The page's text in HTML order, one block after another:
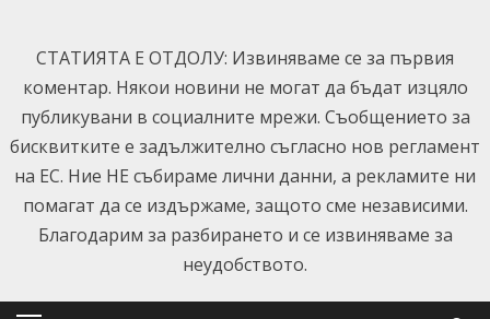
content
СТАТИЯТА Е ОТДОЛУ: Извиняваме се за първия
коментар. Някои новини не могат да бъдат изцяло
публикувани в социалните мрежи. Съобщението за
бисквитките е задължително съгласно нов регламент
на ЕС. Ние НЕ събираме лични данни, а рекламите ни
помагат да се издържаме, защото сме независими.
Благодарим за разбирането и се извиняваме за
неудобството.